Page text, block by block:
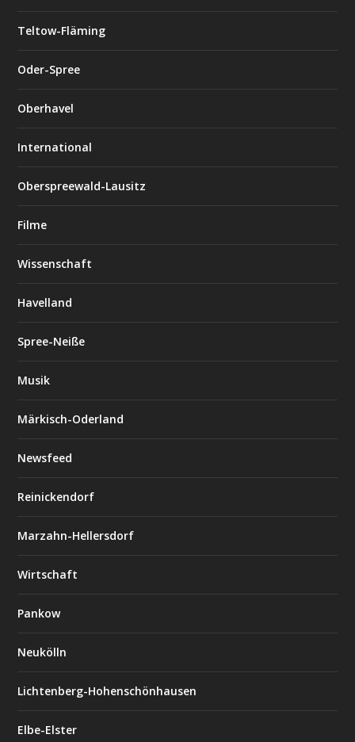
Teltow-Fläming
Oder-Spree
Oberhavel
International
Oberspreewald-Lausitz
Filme
Wissenschaft
Havelland
Spree-Neiße
Musik
Märkisch-Oderland
Newsfeed
Reinickendorf
Marzahn-Hellersdorf
Wirtschaft
Pankow
Neukölln
Lichtenberg-Hohenschönhausen
Elbe-Elster